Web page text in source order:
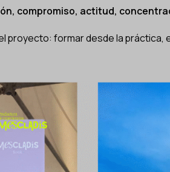
compromiso, actitud,
proyecto: formar desde la práctica,